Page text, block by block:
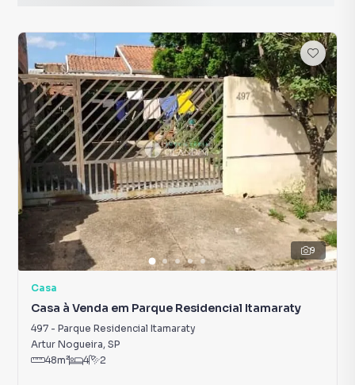
9
Casa
Casa à Venda em Parque Residencial Itamaraty
497 - Parque Residencial Itamaraty
Artur Nogueira, SP
48m² 4 2